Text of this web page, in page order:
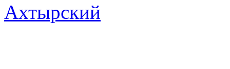
Ахтырский